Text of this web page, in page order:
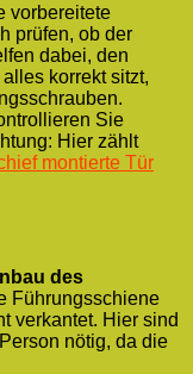
vorbereitete
prüfen, ob der
dabei, den
korrekt sitzt,
Sie
Hier zählt
montierte Tür
des
Führungsschiene
verkantet. Hier sind
nötig, da die